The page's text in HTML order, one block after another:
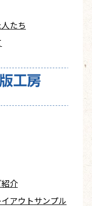
たち
紹介
アウトサンプル